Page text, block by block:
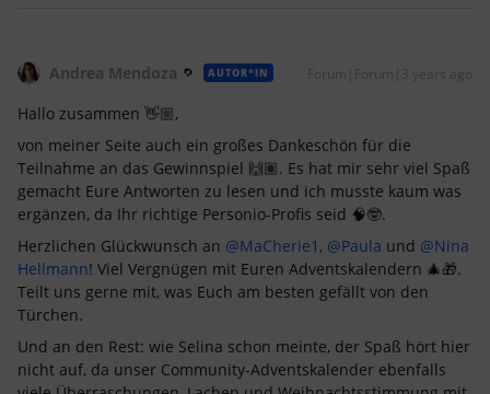
Andrea Mendoza AUTOR*IN Forum|Forum|3 years ago
Hallo zusammen 👋🏼,
von meiner Seite auch ein großes Dankeschön für die
Teilnahme an das Gewinnspiel 🙌🏽. Es hat mir sehr viel Spaß
gemacht Eure Antworten zu lesen und ich musste kaum was
ergänzen, da Ihr richtige Personio-Profis seid 🧠🤓.
Herzlichen Glückwunsch an @MaCherie1 , @Paula und @Nina
Hellmann! Viel Vergnügen mit Euren Adventskalendern 🎄🎁.
Teilt uns gerne mit, was Euch am besten gefällt von den
Türchen.
Und an den Rest: wie Selina schon meinte, der Spaß hört hier
nicht auf, da unser Community-Adventskalender ebenfalls